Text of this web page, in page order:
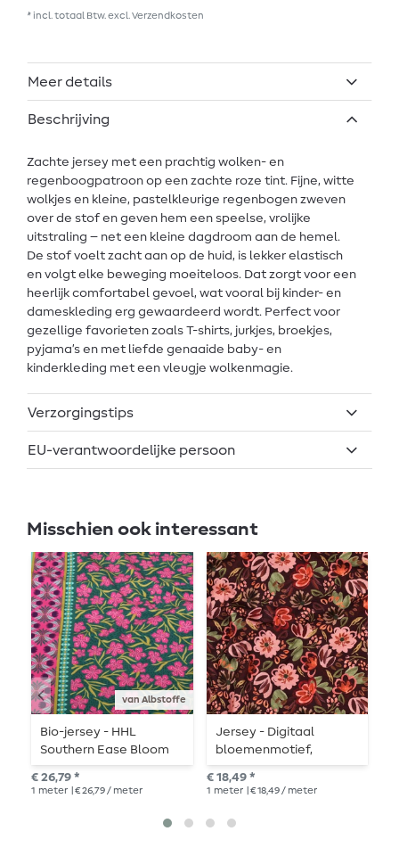
* incl. totaal Btw. excl.Verzendkosten
Meer details
Beschrijving
Zachte jersey met een prachtig wolken- en
regenboogpatroon op een zachte roze tint. Fijne, witte
wolkjes en kleine, pastelkleurige regenbogen zweven
over de stof en geven hem een speelse, vrolijke
uitstraling – net een kleine dagdroom aan de hemel.
De stof voelt zacht aan op de huid, is lekker elastisch
en volgt elke beweging moeiteloos. Dat zorgt voor een
heerlijk comfortabel gevoel, wat vooral bij kinder- en
dameskleding erg gewaardeerd wordt. Perfect voor
gezellige favorieten zoals T-shirts, jurkjes, broekjes,
pyjama’s en met liefde genaaide baby- en
kinderkleding met een vleugje wolkenmagie.
Verzorgingstips
EU-verantwoordelijke persoon
Misschien ook interessant
van Albstoffe
Bio-jersey - HHL
Southern Ease Bloom
Drift Groen
€ 26,79 *
1 meter | € 26,79 / meter
Jersey - Digitaal
bloemenmotief,
bordeauxrood
€ 18,49 *
1 meter | € 18,49 / meter